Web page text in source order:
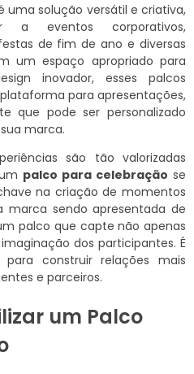
uma solução versátil e criativa,
a eventos corporativos,
de fim de ano e diversas
um espaço apropriado para
inovador, esses palcos
para apresentações,
que pode ser personalizado
marca.
são tão valorizadas
palco para celebração se
na criação de momentos
marca sendo apresentada de
palco que capte não apenas
dos participantes. É
construir relações mais
e parceiros.
um Palco